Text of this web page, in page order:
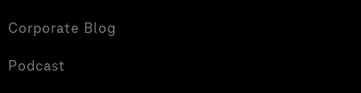
Corporate Blog
Podcast